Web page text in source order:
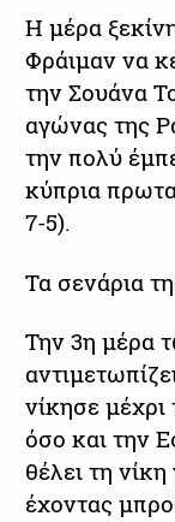
Η μέρα
Φράιμαν να
την Σουάνα
αγώνας της
την πολύ
κύπρια
7-5).
Τα σενάρια
Την 3η μέρα
νίκησε
όσο και την
θέλει τη
έχοντας